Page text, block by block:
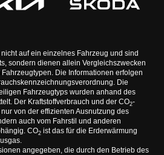
auf ein einzelnes Fahrzeug und sind
sondern dienen allein Vergleichszwecken
Die Informationen erfolgen
Die
Fahrzeugtyps wurden anhand des
Der Kraftstoffverbrauch und der CO2-
von der effizienten Ausnutzung des
auch vom Fahrstil und anderen
CO2ist das für die Erderwärmung
angegeben, die durch den Betrieb des